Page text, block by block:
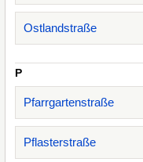
Ostlandstraße
P
Pfarrgartenstraße
Pflasterstraße